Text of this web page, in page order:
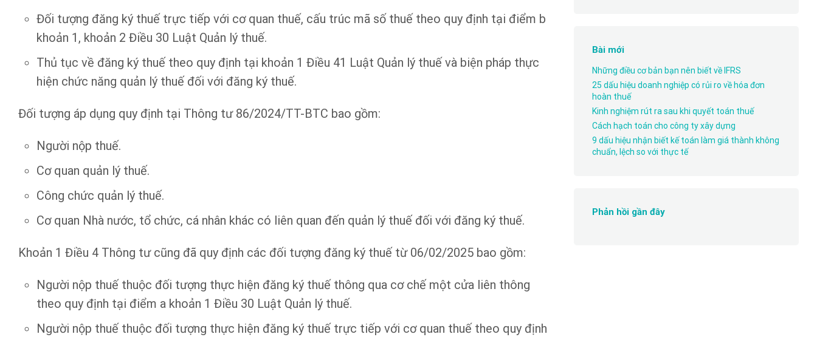
Đối tượng đăng ký thuế trực tiếp với cơ quan thuế, cấu trúc mã số thuế theo quy định tại điểm b
khoản 1, khoản 2 Điều 30 Luật Quản lý thuế.
Thủ tục về đăng ký thuế theo quy định tại khoản 1 Điều 41 Luật Quản lý thuế và biện pháp thực
hiện chức năng quản lý thuế đối với đăng ký thuế.
Đối tượng áp dụng quy định tại Thông tư 86/2024/TT-BTC bao gồm:
Người nộp thuế.
Cơ quan quản lý thuế.
Công chức quản lý thuế.
Cơ quan Nhà nước, tổ chức, cá nhân khác có liên quan đến quản lý thuế đối với đăng ký thuế.
Khoản 1 Điều 4 Thông tư cũng đã quy định các đối tượng đăng ký thuế từ 06/02/2025 bao gồm:
Người nộp thuế thuộc đối tượng thực hiện đăng ký thuế thông qua cơ chế một cửa liên thông
theo quy định tại điểm a khoản 1 Điều 30 Luật Quản lý thuế.
Người nộp thuế thuộc đối tượng thực hiện đăng ký thuế trực tiếp với cơ quan thuế theo quy định
Bài mới
Những điều cơ bản bạn nên biết về IFRS
25 dấu hiệu doanh nghiệp có rủi ro về hóa đơn
hoàn thuế
Kinh nghiệm rút ra sau khi quyết toán thuế
Cách hạch toán cho công ty xây dựng
9 dấu hiệu nhận biết kế toán làm giá thành không
chuẩn, lệch so với thực tế
Phản hồi gần đây